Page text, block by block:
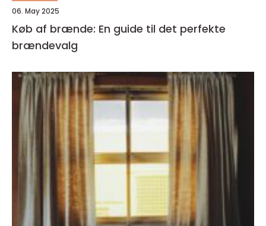
06. May 2025
Køb af brænde: En guide til det perfekte
brændevalg